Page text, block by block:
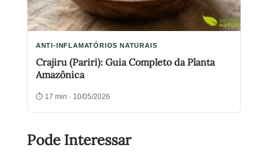
ANTI-INFLAMATÓRIOS NATURAIS
Crajiru (Pariri): Guia Completo da Planta
Amazônica
⏱ 17 min · 10/05/2026
Pode Interessar